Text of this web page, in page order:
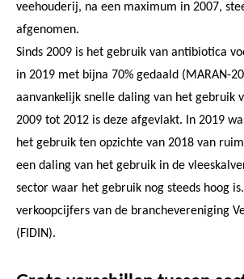
veehouderij, na een maximum in 2007,
afgenomen.
Sinds 2009 is het gebruik van antibiotica
in 2019 met bijna 70% gedaald (MARAN-
aanvankelijk snelle daling van het gebruik
2009 tot 2012 is deze afgevlakt. In 2019
het gebruik ten opzichte van 2018 van
een daling van het gebruik in de
sector waar het gebruik nog steeds hoog
verkoopcijfers van de branchevereniging
(FIDIN).